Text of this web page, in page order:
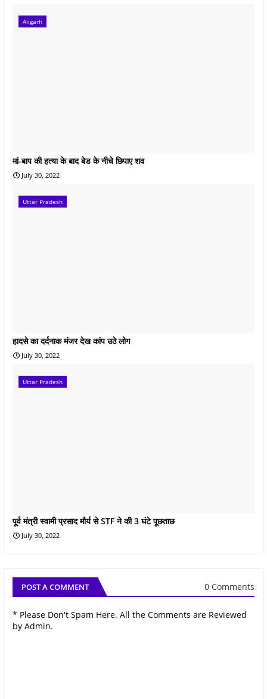
Aligarh
मां-बाप की हत्या के बाद बेड के नीचे छिपाए शव
July 30, 2022
Uttar Pradesh
हादसे का दर्दनाक मंजर देख कांप उठे लोग
July 30, 2022
Uttar Pradesh
पूर्व मंत्री स्वामी प्रसाद मौर्य से STF ने की 3 घंटे पूछताछ
July 30, 2022
POST A COMMENT 0 Comments
* Please Don't Spam Here. All the Comments are Reviewed
by Admin.